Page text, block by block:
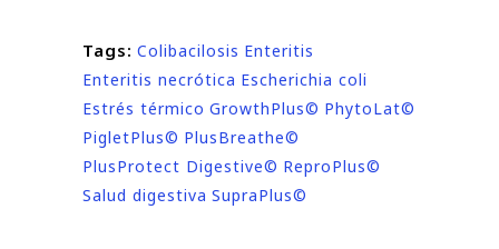
Tags: Colibacilosis Enteritis
Enteritis necrótica Escherichia coli
Estrés térmico GrowthPlus© PhytoLat©
PigletPlus© PlusBreathe©
PlusProtect Digestive© ReproPlus©
Salud digestiva SupraPlus©